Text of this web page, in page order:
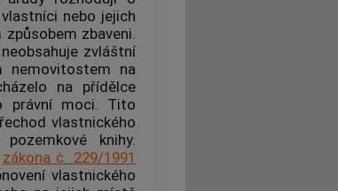
nebo jejich
zbaveni.
zvláštní
nemovitostem na
na přídělce
právní moci. Tito
vlastnického
knihy.
zákona č. 229/1991
vlastnického